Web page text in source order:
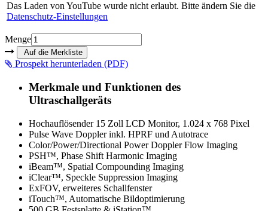
Das Laden von YouTube wurde nicht erlaubt. Bitte ändern Sie die
Datenschutz-Einstellungen
Menge
Prospekt herunterladen (PDF)
Merkmale und Funktionen des
Ultraschallgeräts
Hochauflösender 15 Zoll LCD Monitor, 1.024 x 768 Pixel
Pulse Wave Doppler inkl. HPRF und Autotrace
Color/Power/Directional Power Doppler Flow Imaging
PSH™, Phase Shift Harmonic Imaging
iBeam™, Spatial Compounding Imaging
iClear™, Speckle Suppression Imaging
ExFOV, erweiteres Schallfenster
iTouch™, Automatische Bildoptimierung